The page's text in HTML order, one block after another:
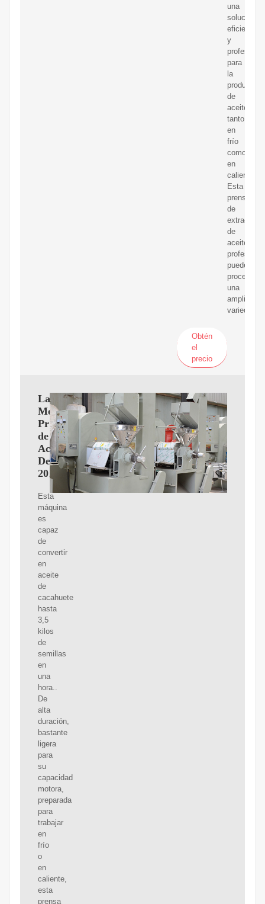
una
solución
eficiente
y
profesional
para
la
producción
de
aceite,
tanto
en
frío
como
en
caliente.
Esta
prensa
de
extracción
de
aceite
profesional
puede
procesar
una
amplia
variedad
Obtén
el
precio
Las
Mejores
Prensas
de
Aceite
De
2025
Esta
máquina
es
capaz
de
convertir
en
aceite
de
cacahuete
hasta
3,5
kilos
de
semillas
en
una
hora..
De
alta
duración,
bastante
ligera
para
su
capacidad
motora,
preparada
para
trabajar
en
frío
o
en
caliente,
esta
prensa